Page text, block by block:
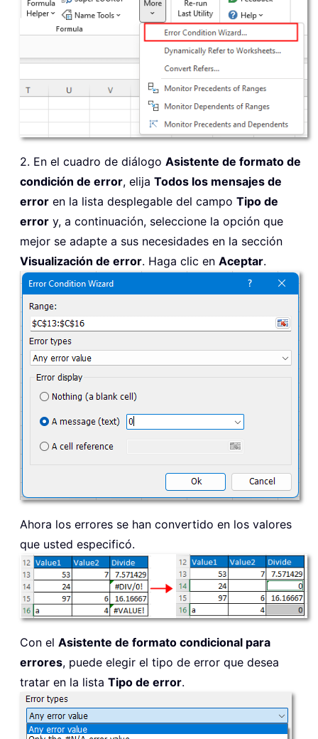
2. En el cuadro de diálogo Asistente de formato de
condición de error, elija Todos los mensajes de
error en la lista desplegable del campo Tipo de
error y, a continuación, seleccione la opción que
mejor se adapte a sus necesidades en la sección
Visualización de error. Haga clic en Aceptar.
Ahora los errores se han convertido en los valores
que usted especificó.
Con el Asistente de formato condicional para
errores, puede elegir el tipo de error que desea
tratar en la lista Tipo de error.